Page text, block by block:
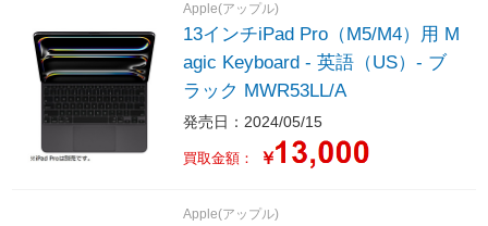
Apple(アップル)
13インチiPad Pro（M5/M4）用 M
agic Keyboard - 英語（US）- ブ
ラック MWR53LL/A
発売日：2024/05/15
買取金額： ￥
Apple(アップル)